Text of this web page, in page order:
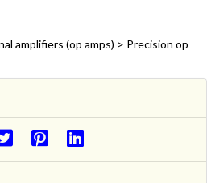
amplifiers (op amps) > Precision op